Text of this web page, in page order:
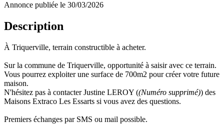
Annonce publiée le 30/03/2026
Description
À Triquerville, terrain constructible à acheter.
Sur la commune de Triquerville, opportunité à saisir avec ce terrain.
Vous pourrez exploiter une surface de 700m2 pour créer votre future
maison.
N'hésitez pas à contacter Justine LEROY ((Numéro supprimé)) des
Maisons Extraco Les Essarts si vous avez des questions.
Premiers échanges par SMS ou mail possible.